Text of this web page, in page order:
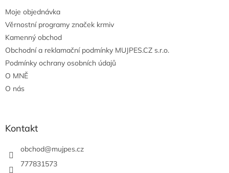
Moje objednávka
Věrnostní programy značek krmiv
Kamenný obchod
Obchodní a reklamační podmínky MUJPES.CZ s.r.o.
Podmínky ochrany osobních údajů
O MNĚ
O nás
Kontakt
obchod@mujpes.cz
777831573